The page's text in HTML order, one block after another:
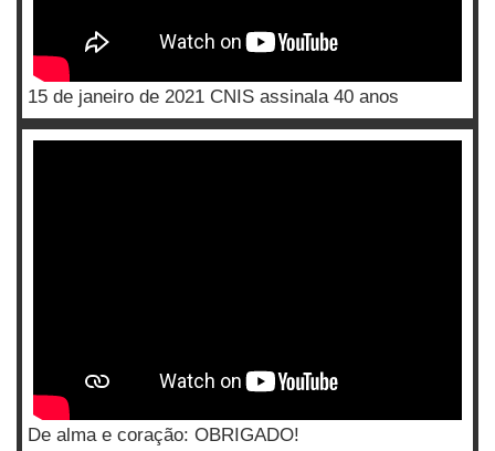
15 de janeiro de 2021 CNIS assinala 40 anos
De alma e coração: OBRIGADO!